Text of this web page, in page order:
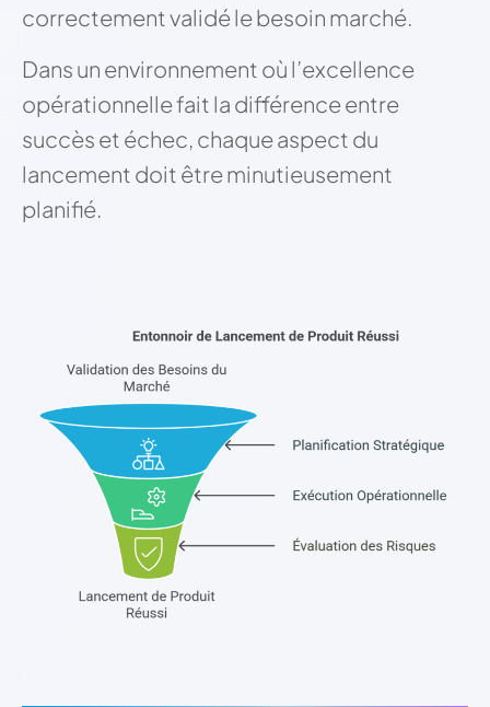
correctement validé le besoin marché.
Dans un environnement où l’excellence
opérationnelle fait la différence entre
succès et échec, chaque aspect du
lancement doit être minutieusement
planifié.